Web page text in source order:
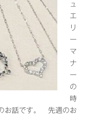
ュ
エ
リ
ー
マ
ナ
ー
の
時
お話です。 先週のお